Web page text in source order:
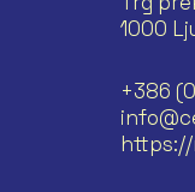
1000
+386